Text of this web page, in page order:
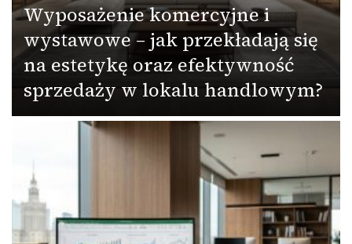
Wyposażenie komercyjne i
wystawowe – jak przekładają się
na estetykę oraz efektywność
sprzedaży w lokalu handlowym?